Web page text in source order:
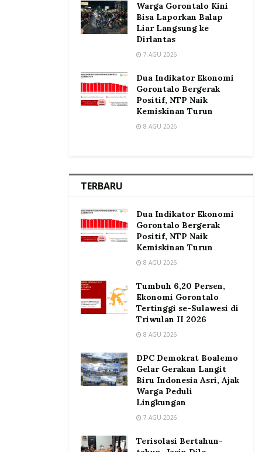
Warga Gorontalo Kini
Bisa Laporkan Balap
Liar Langsung ke
Dirlantas
7 AGU 2026
Dua Indikator Ekonomi
Gorontalo Bergerak
Positif, NTP Naik
Kemiskinan Turun
8 AGU 2026
TERBARU
Dua Indikator Ekonomi
Gorontalo Bergerak
Positif, NTP Naik
Kemiskinan Turun
8 AGU 2026
Tumbuh 6,20 Persen,
Ekonomi Gorontalo
Tertinggi se-Sulawesi di
Triwulan II 2026
8 AGU 2026
DPC Demokrat Boalemo
Gelar Gerakan Langit
Biru Indonesia Asri, Ajak
Warga Peduli
Lingkungan
7 AGU 2026
Terisolasi Bertahun-